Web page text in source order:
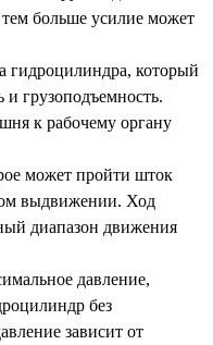
больше усилие может
гидроцилиндра, который
и грузоподъемность.
к рабочему органу
может пройти шток
выдвижении. Ход
диапазон движения
давление,
без
зависит от